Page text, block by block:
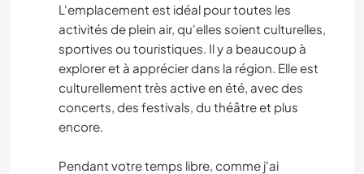
L'emplacement est idéal pour toutes les
activités de plein air, qu'elles soient culturelles,
sportives ou touristiques. Il y a beaucoup à
explorer et à apprécier dans la région. Elle est
culturellement très active en été, avec des
concerts, des festivals, du théâtre et plus
encore.
Pendant votre temps libre, comme j'ai